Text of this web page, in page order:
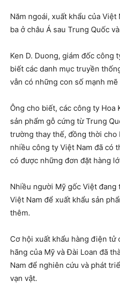
Năm ngoái, xuất khẩu của
ba ở châu Á sau Trung Quốc
Ken D. Duong, giám đốc công
biết các danh mục truyền
vẫn có những con số mạnh
Ông cho biết, các công ty Hoa
sản phẩm gỗ cứng từ Trung
trường thay thế, đồng thời cho
nhiều công ty Việt Nam đã có
có được những đơn đặt hàng
Nhiều người Mỹ gốc Việt đang
Việt Nam để xuất khẩu sản
thêm.
Cơ hội xuất khẩu hàng điện tử
hãng của Mỹ và Đài Loan đã
Nam để nghiên cứu và phát
vạn vật.